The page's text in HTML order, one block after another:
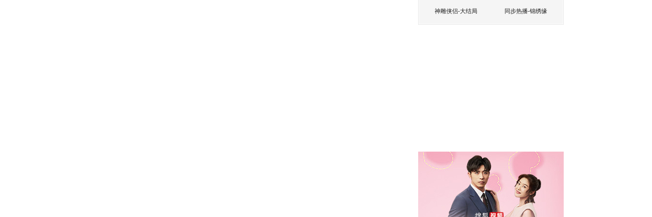
神雕侠侣-大结局 同步热播-锦绣缘